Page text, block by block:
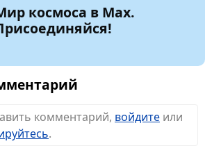
космоса в Max.
комментарий, войдите или
.